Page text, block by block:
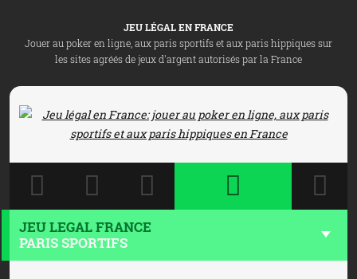
JEU LÉGAL EN FRANCE
Jouer au poker en ligne, aux paris sportifs et aux paris hippiques sur
les sites agréés de jeux d'argent autorisés par la France
JEU LEGAL FRANCE
PARIS SPORTIFS